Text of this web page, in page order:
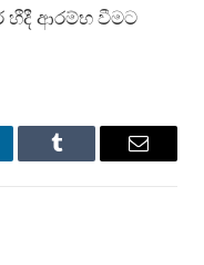
හීදී ආරම්භ වීමට
Tumblr Email